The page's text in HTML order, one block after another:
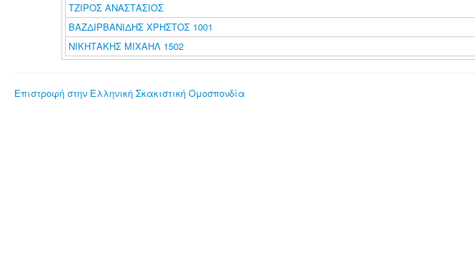
ΤΖΙΡΟΣ ΑΝΑΣΤΑΣΙΟΣ
ΒΑΖΔΙΡΒΑΝΙΔΗΣ ΧΡΗΣΤΟΣ 1001
ΝΙΚΗΤΑΚΗΣ ΜΙΧΑΗΛ 1502
Επιστροφή στην Ελληνική Σκακιστική Ομοσπονδία